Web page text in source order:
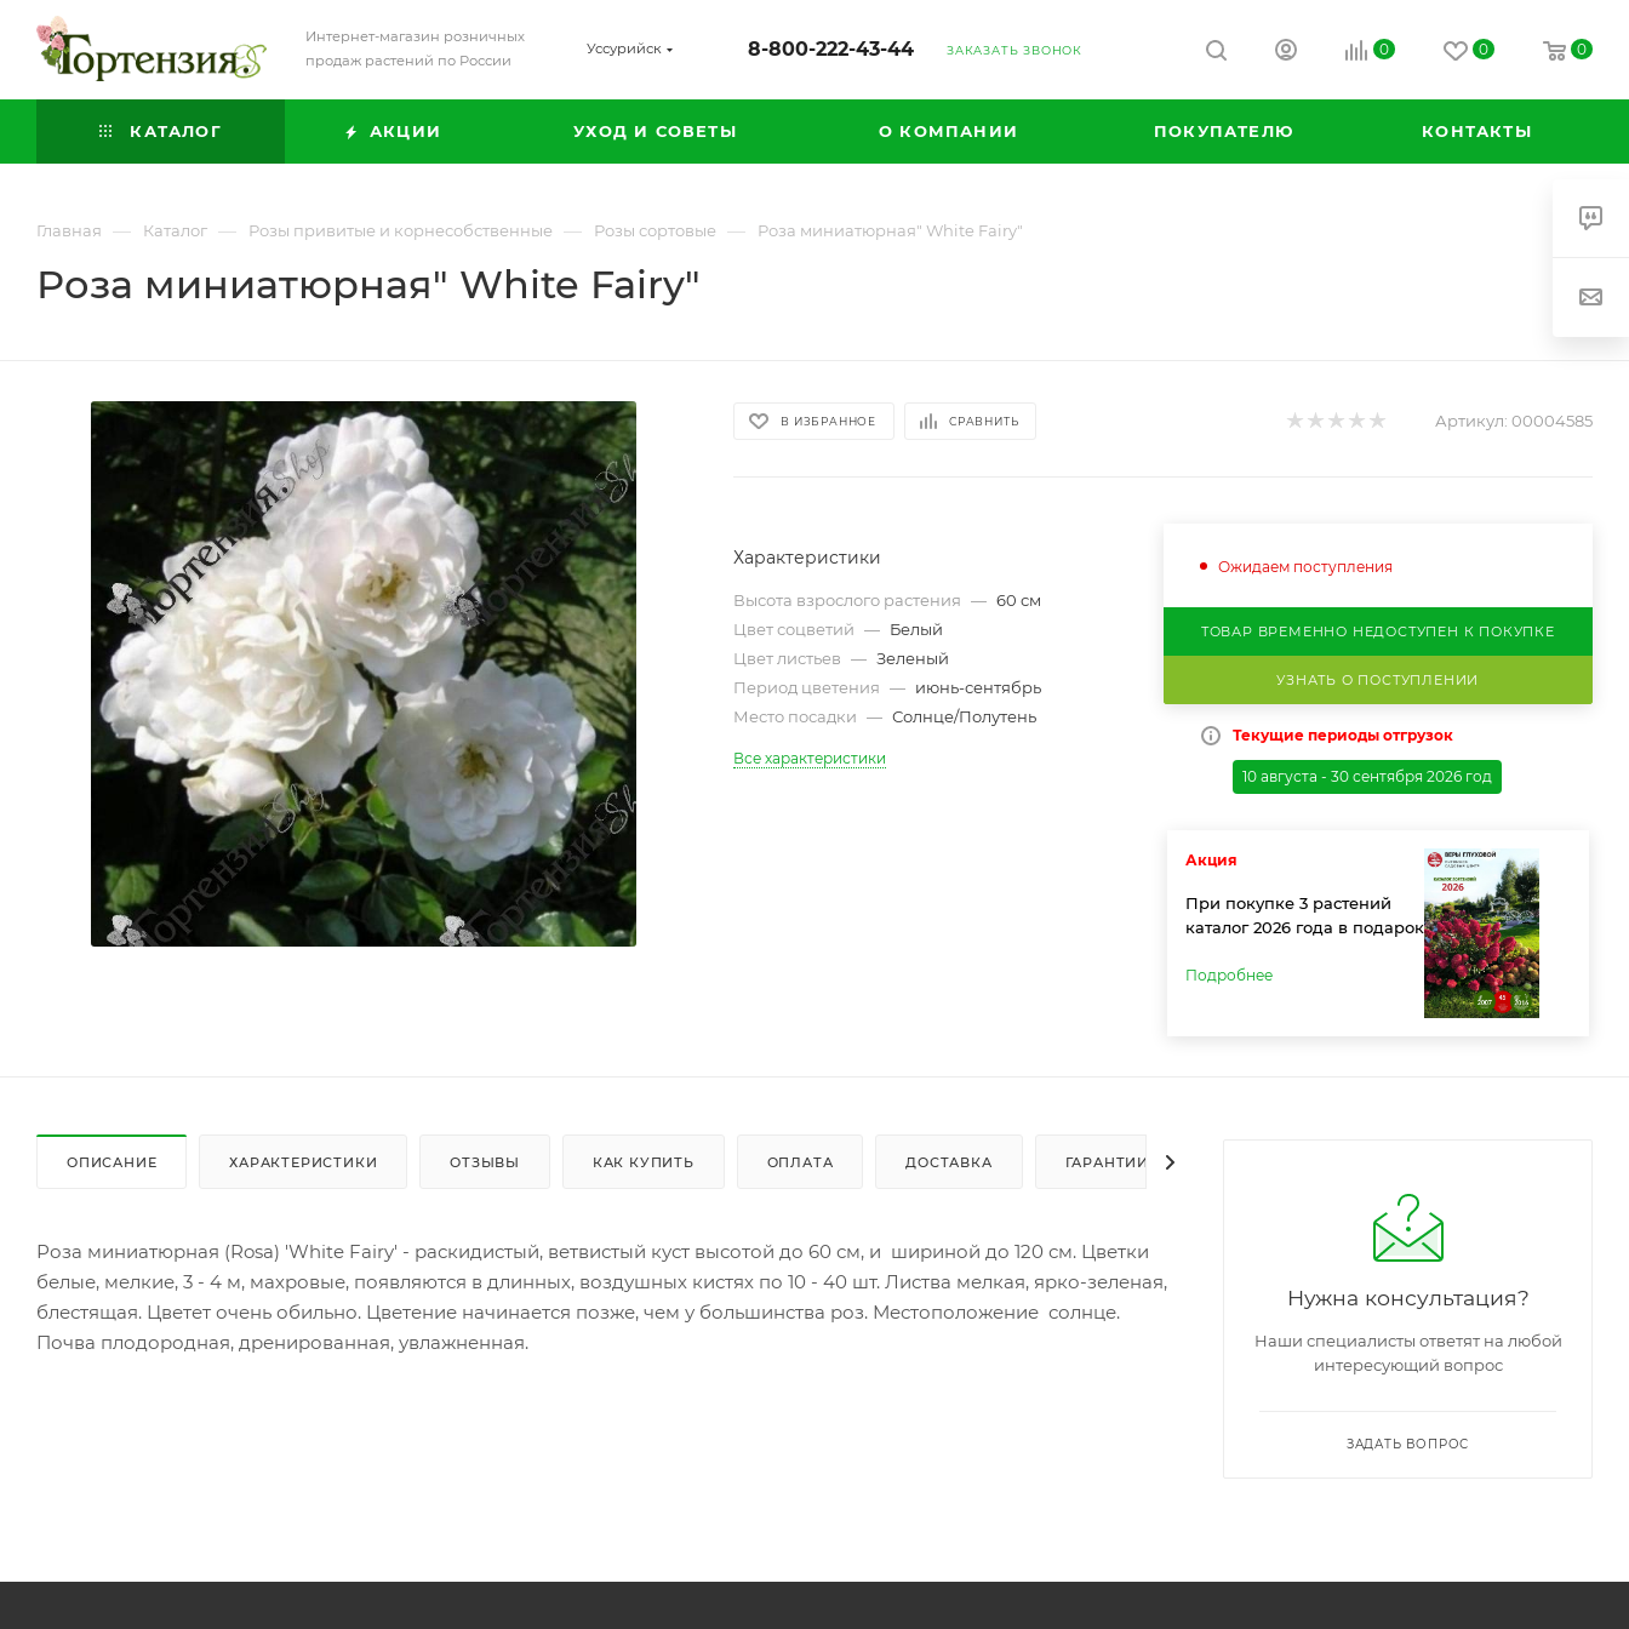
Интернет-магазин розничных
продаж растений по России
Уссурийск 8-800-222-43-44 ЗАКАЗАТЬ ЗВОНОК 0 0 0
КАТАЛОГ АКЦИИ УХОД И СОВЕТЫ О КОМПАНИИ ПОКУПАТЕЛЮ КОНТАКТЫ
Главная — Каталог — Розы привитые и корнесобственные — Розы сортовые — Роза миниатюрная" White Fairy"
Роза миниатюрная" White Fairy"
В ИЗБРАННОЕ СРАВНИТЬ Артикул: 00004585
Характеристики
Высота взрослого растения — 60 см
Цвет соцветий — Белый
Цвет листьев — Зеленый
Период цветения — июнь-сентябрь
Место посадки — Солнце/Полутень
Все характеристики
Ожидаем поступления
ТОВАР ВРЕМЕННО НЕДОСТУПЕН К ПОКУПКЕ
УЗНАТЬ О ПОСТУПЛЕНИИ
Текущие периоды отгрузок
10 августа - 30 сентября 2026 год
Акция
При покупке 3 растений
каталог 2026 года в подарок
Подробнее
ОПИСАНИЕ ХАРАКТЕРИСТИКИ ОТЗЫВЫ КАК КУПИТЬ ОПЛАТА ДОСТАВКА ГАРАНТИИ
Роза миниатюрная (Rosa) 'White Fairy' - раскидистый, ветвистый куст высотой до 60 см, и шириной до 120 см. Цветки
белые, мелкие, 3 - 4 м, махровые, появляются в длинных, воздушных кистях по 10 - 40 шт. Листва мелкая, ярко-зеленая,
блестящая. Цветет очень обильно. Цветение начинается позже, чем у большинства роз. Местоположение солнце.
Почва плодородная, дренированная, увлажненная.
Нужна консультация?
Наши специалисты ответят на любой
интересующий вопрос
ЗАДАТЬ ВОПРОС